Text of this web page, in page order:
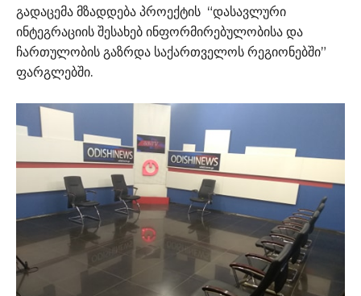
გადაცემა მზადდება პროექტის “დასავლური
ინტეგრაციის შესახებ ინფორმირებულობისა და
ჩართულობის გაზრდა საქართველოს რეგიონებში”
ფარგლებში.